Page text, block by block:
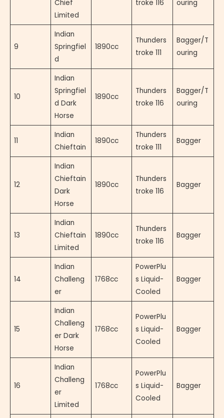
Chief
Limited
troke 116 ouring
9
Indian
Springfiel
d
1890cc
Thunders
troke 111
Bagger/T
ouring
10
Indian
Springfiel
d Dark
Horse
1890cc
Thunders
troke 116
Bagger/T
ouring
11
Indian
Chieftain
1890cc
Thunders
troke 111
Bagger
12
Indian
Chieftain
Dark
Horse
1890cc
Thunders
troke 116
Bagger
13
Indian
Chieftain
Limited
1890cc
Thunders
troke 116
Bagger
14
Indian
Challeng
er
1768cc
PowerPlu
s Liquid-
Cooled
Bagger
15
Indian
Challeng
er Dark
Horse
1768cc
PowerPlu
s Liquid-
Cooled
Bagger
16
Indian
Challeng
er
Limited
1768cc
PowerPlu
s Liquid-
Cooled
Bagger